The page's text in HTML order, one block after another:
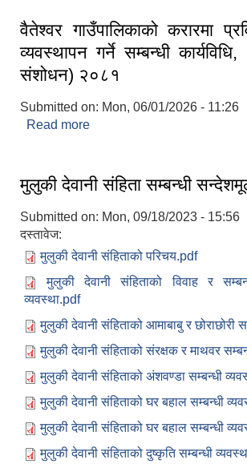
वैतेश्वर गाउँपालिकाको करारमा
व्यवस्थापन गर्ने सम्बन्धी
संशोधन) २०८१
Submitted on: Mon, 06/01/2026 - 11:26
Read more
मुलुकी देवानी संहिता सम्बन्धी
Submitted on: Mon, 09/18/2023 - 15:56
दस्तावेज:
मुलुकी देवानी संहिताको परिचय.pdf
मुलुकी देवानी संहिताको विवाह र
व्यवस्था.pdf
मुलुकी देवानी संहिताको आमाबाबु र छोराछोरी
मुलुकी देवानी संहिताको संरक्षक र माथवर
मुलुकी देवानी संहिताको अंशवण्डा सम्बन्धी
मुलुकी देवानी संहिताको घर बहाल सम्बन्धी
मुलुकी देवानी संहिताको घर बहाल सम्बन्धी
मुलुकी देवानी संहिताको दुष्कृति सम्बन्धी